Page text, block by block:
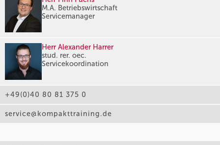
M.A. Betriebswirtschaft
Servicemanager
Herr Alexander Harrer
stud. rer. oec.
Servicekoordination
+49(0)40 80 81 375 0
service@kompakttraining.de